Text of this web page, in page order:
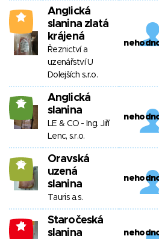
0
Anglická
slanina zlatá
krájená
Řeznictví a
uzenářství U
Dolejších s.r.o.
16
Anglická
slanina
LE & CO - Ing. Jiří
Lenc, s.r.o.
13
Oravská
uzená
slanina
Tauris a.s.
-4
Staročeská
slanina